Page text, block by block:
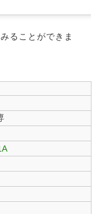
ることができま